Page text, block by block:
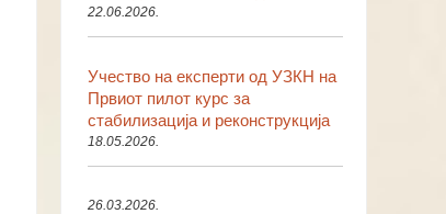
22.06.2026.
Учество на експерти од УЗКН на
Првиот пилот курс за
стабилизација и реконструкција
18.05.2026.
26.03.2026.